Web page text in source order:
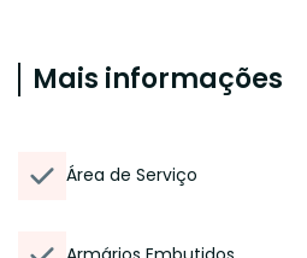
Mais informações
Área de Serviço